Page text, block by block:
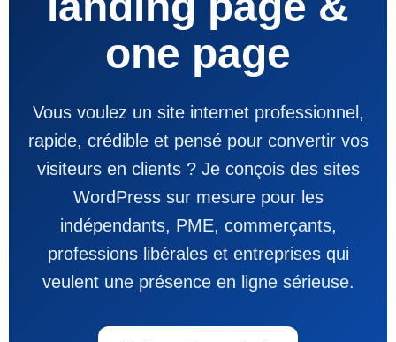
one page
Vous voulez un site internet professionnel,
rapide, crédible et pensé pour convertir vos
visiteurs en clients ? Je conçois des sites
WordPress sur mesure pour les
indépendants, PME, commerçants,
professions libérales et entreprises qui
veulent une présence en ligne sérieuse.